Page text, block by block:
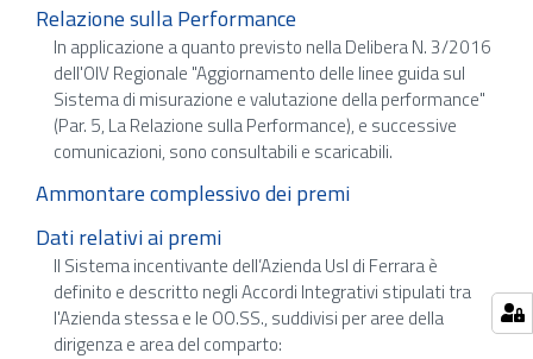
Relazione sulla Performance
In applicazione a quanto previsto nella Delibera N. 3/2016
dell'OIV Regionale "Aggiornamento delle linee guida sul
Sistema di misurazione e valutazione della performance"
(Par. 5, La Relazione sulla Performance), e successive
comunicazioni, sono consultabili e scaricabili.
Ammontare complessivo dei premi
Dati relativi ai premi
Il Sistema incentivante dell’Azienda Usl di Ferrara è
definito e descritto negli Accordi Integrativi stipulati tra
l'Azienda stessa e le OO.SS., suddivisi per aree della
dirigenza e area del comparto: